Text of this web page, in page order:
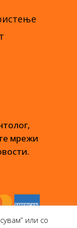
мрежи
или со